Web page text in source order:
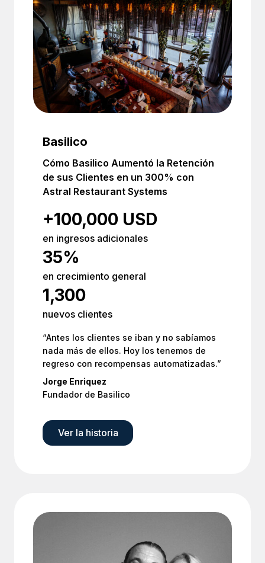
Basilico
Cómo Basilico Aumentó la Retención
de sus Clientes en un 300% con
Astral Restaurant Systems
+100,000 USD
en ingresos adicionales
35%
en crecimiento general
1,300
nuevos clientes
“Antes los clientes se iban y no sabíamos
nada más de ellos. Hoy los tenemos de
regreso con recompensas automatizadas.”
Jorge Enriquez
Fundador de Basilico
Ver la historia